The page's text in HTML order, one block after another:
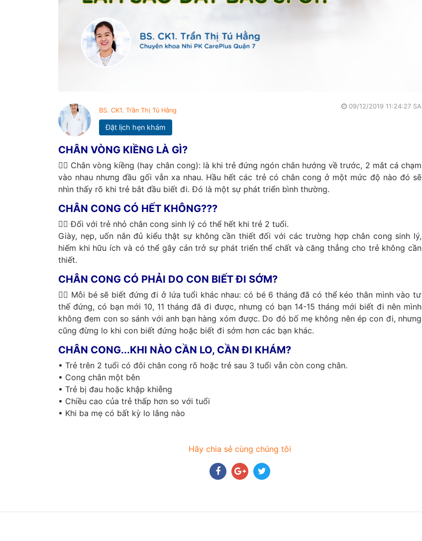
BS. CK1. Trần Thị Tú Hằng
Đặt lịch hẹn khám
09/12/2019 11:24:27 SA
CHÂN VÒNG KIỀNG LÀ GÌ?
👩‍⚕ Chân vòng kiềng (hay chân cong): là khi trẻ đứng ngón chân hướng về trước, 2 mắt cá chạm
vào nhau nhưng đầu gối vẫn xa nhau. Hầu hết các trẻ có chân cong ở một mức độ nào đó sẽ
nhìn thấy rõ khi trẻ bắt đầu biết đi. Đó là một sự phát triển bình thường.
CHÂN CONG CÓ HẾT KHÔNG???
👩‍⚕ Đối với trẻ nhỏ chân cong sinh lý có thể hết khi trẻ 2 tuổi.
Giày, nẹp, uốn nắn đủ kiểu thật sự không cần thiết đối với các trường hợp chân cong sinh lý,
hiếm khi hữu ích và có thể gây cản trở sự phát triển thể chất và căng thẳng cho trẻ không cần
thiết.
CHÂN CONG CÓ PHẢI DO CON BIẾT ĐI SỚM?
👩‍⚕ Mỗi bé sẽ biết đứng đi ở lứa tuổi khác nhau: có bé 6 tháng đã có thể kéo thân mình vào tư
thế đứng, có bạn mới 10, 11 tháng đã đi được, nhưng có bạn 14-15 tháng mới biết đi nên mình
không đem con so sánh với anh bạn hàng xóm được. Do đó bố mẹ không nên ép con đi, nhưng
cũng đừng lo khi con biết đứng hoặc biết đi sớm hơn các bạn khác.
CHÂN CONG...KHI NÀO CẦN LO, CẦN ĐI KHÁM?
• Trẻ trên 2 tuổi có đôi chân cong rõ hoặc trẻ sau 3 tuổi vẫn còn cong chân.
• Cong chân một bên
• Trẻ bị đau hoặc khập khiễng
• Chiều cao của trẻ thấp hơn so với tuổi
• Khi ba mẹ có bất kỳ lo lắng nào
Hãy chia sẻ cùng chúng tôi